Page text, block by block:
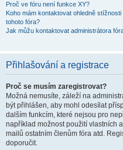
Proč ve fóru není funkce XY?
Koho mám kontaktovat ohledně
tohoto fóra?
Jak můžu kontaktovat administrátora
Přihlašování a registrace
Proč se musím zaregistrovat?
Možná nemusíte, záleží na
být přihlášen, aby mohl odesílat
dalším funkcím, které nejsou pro
například možnost použití vlastních
mailů ostatním členům fóra atd.
doporučit.